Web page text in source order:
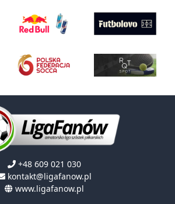
+48 609 021 030
kontakt@ligafanow.pl
www.ligafanow.pl